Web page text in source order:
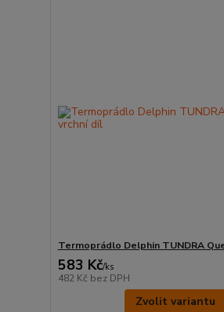
Termoprádlo Delphin TUNDRA
583 Kč/ks
482 Kč bez DPH
Zvolit variantu